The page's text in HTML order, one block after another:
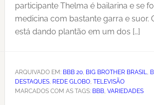
participante Thelma é bailarina e se
medicina com bastante garra e suor.
está dando plantão em um dos […]
ARQUIVADO EM: BBB 20, BIG BROTHER BRASIL,
DESTAQUES, REDE GLOBO, TELEVISÃO
MARCADOS COM AS TAGS: BBB, VARIEDADES